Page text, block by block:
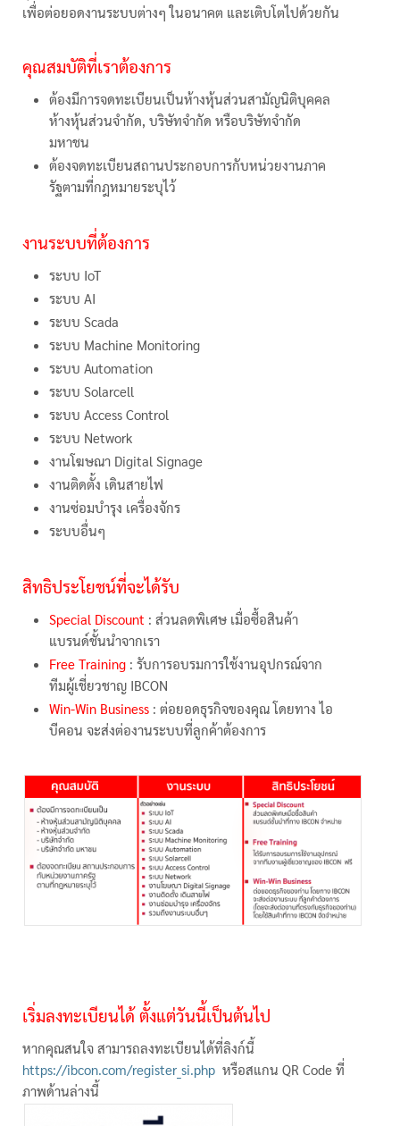
เพื่อต่อยอดงานระบบต่างๆ ในอนาคต และเติบโตไปด้วยกัน
คุณสมบัติที่เราต้องการ
ต้องมีการจดทะเบียนเป็นห้างหุ้นส่วนสามัญนิติบุคคล
ห้างหุ้นส่วนจำกัด, บริษัทจำกัด หรือบริษัทจำกัด
มหาชน
ต้องจดทะเบียนสถานประกอบการกับหน่วยงานภาค
รัฐตามที่กฎหมายระบุไว้
งานระบบที่ต้องการ
ระบบ IoT
ระบบ AI
ระบบ Scada
ระบบ Machine Monitoring
ระบบ Automation
ระบบ Solarcell
ระบบ Access Control
ระบบ Network
งานโฆษณา Digital Signage
งานติดตั้ง เดินสายไฟ
งานซ่อมบำรุง เครื่องจักร
ระบบอื่นๆ
สิทธิประโยชน์ที่จะได้รับ
Special Discount : ส่วนลดพิเศษ เมื่อซื้อสินค้า
แบรนด์ชั้นนำจากเรา
Free Training : รับการอบรมการใช้งานอุปกรณ์จาก
ทีมผู้เชี่ยวชาญ IBCON
Win-Win Business : ต่อยอดธุรกิจของคุณ โดยทาง ไอ
บีคอน จะส่งต่องานระบบที่ลูกค้าต้องการ
เริ่มลงทะเบียนได้ ตั้งแต่วันนี้เป็นต้นไป
หากคุณสนใจ สามารถลงทะเบียนได้ที่ลิงก์นี้
https://ibcon.com/register_si.php หรือสแกน QR Code ที่
ภาพด้านล่างนี้